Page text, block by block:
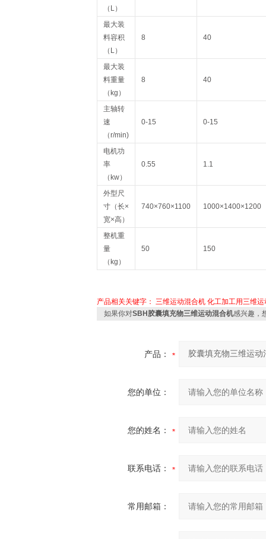
（L）
最大装
料容积
（L）
8 40
最大装
料重量
（kg）
8 40
主轴转
速
（r/min)
0-15 0-15
电机功
率
（kw）
0.55 1.1
外型尺
寸（长×
宽×高）
740×760×1100 1000×1400×1200
整机重
量
（kg）
50 150
产品相关关键字： 三维运动混合机 化工加工用三维运
如果你对SBH胶囊填充物三维运动混合机感兴趣，
产品：
您的单位：
您的姓名：
联系电话：
常用邮箱：